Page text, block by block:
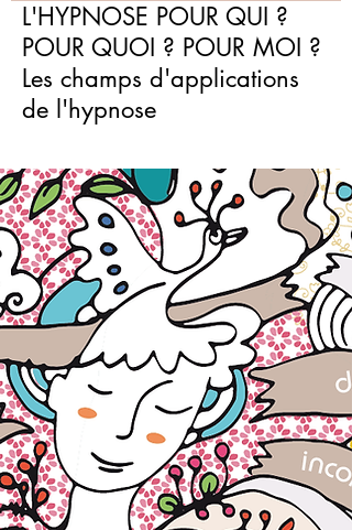
L'HYPNOSE POUR QUI ?
POUR QUOI ? POUR MOI ?
Les champs d'applications
de l'hypnose